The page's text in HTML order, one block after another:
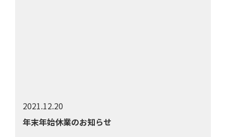
2021.12.20
年末年始休業のお知らせ